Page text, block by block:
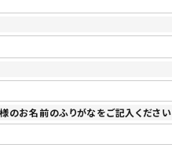
のお名前のふりがなをご記入ください